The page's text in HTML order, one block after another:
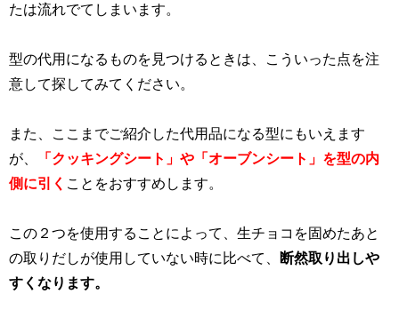
たは流れでてしまいます。
型の代用になるものを見つけるときは、こういった点を注
意して探してみてください。
また、ここまでご紹介した代用品になる型にもいえます
が、
「クッキングシート」や「オーブンシート」を型の内
側に引く ことをおすすめします。
この２つを使用することによって、生チョコを固めたあと
の取りだしが使用していない時に比べて、
断然取り出しや
すくなります。